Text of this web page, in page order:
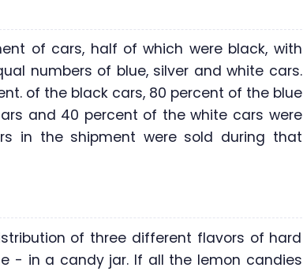
of cars, half of which were black, with
numbers of blue, silver and white cars.
of the black cars, 80 percent of the blue
and 40 percent of the white cars were
in the shipment were sold during that
of three different flavors of hard
- in a candy jar. If all the lemon candies